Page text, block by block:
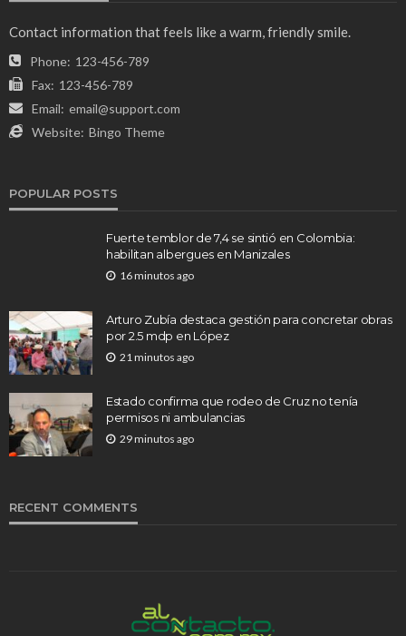
Contact information that feels like a warm, friendly smile.
Phone: 123-456-789
Fax: 123-456-789
Email: email@support.com
Website: Bingo Theme
POPULAR POSTS
Fuerte temblor de 7,4 se sintió en Colombia:
habilitan albergues en Manizales
16 minutos ago
Arturo Zubía destaca gestión para concretar obras
por 2.5 mdp en López
21 minutos ago
Estado confirma que rodeo de Cruz no tenía
permisos ni ambulancias
29 minutos ago
RECENT COMMENTS